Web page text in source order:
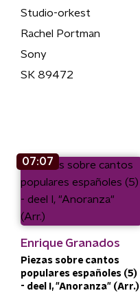
Studio-orkest
Rachel Portman
Sony
SK 89472
07:07
Enrique Granados
Piezas sobre cantos
populares españoles (5)
- deel I, "Anoranza" (Arr.)